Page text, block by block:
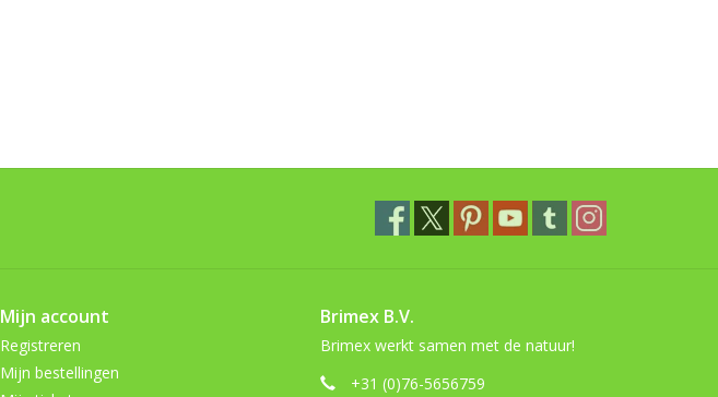
Mijn account
Registreren
Mijn bestellingen
Brimex B.V.
Brimex werkt samen met de natuur!
+31 (0)76-5656759